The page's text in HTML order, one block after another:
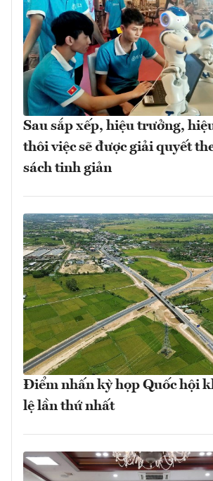
Sau sắp xếp, hiệu trưởng,
thôi việc sẽ được giải quyết
sách tinh giản
Điểm nhấn kỳ họp Quốc hội
lệ lần thứ nhất